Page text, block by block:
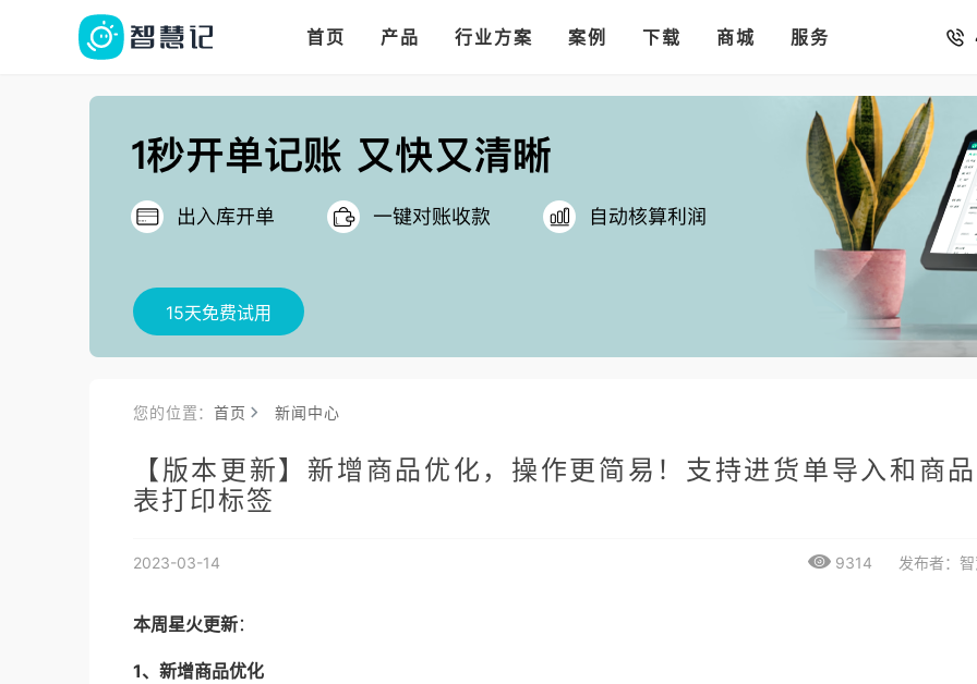
首页 产品
多语言、多币种、多汇率。
行业方案
多店多仓统管，调拨更高效 把你的店铺开进手机微信里
案例 下载 商城 服务
15天免费试用
您的位置：首页 新闻中心
【版本更新】新增商品优化，操作更简易！支持进货单导入和商
表打印标签
2023-03-14 9314 发布者：
本周星火更新：
1、新增商品优化